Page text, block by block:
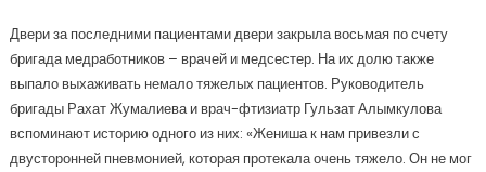
Двери за последними пациентами двери закрыла восьмая по счету
бригада медработников – врачей и медсестер. На их долю также
выпало выхаживать немало тяжелых пациентов. Руководитель
бригады Рахат Жумалиева и врач-фтизиатр Гульзат Алымкулова
вспоминают историю одного из них: «Жениша к нам привезли с
двусторонней пневмонией, которая протекала очень тяжело. Он не мог